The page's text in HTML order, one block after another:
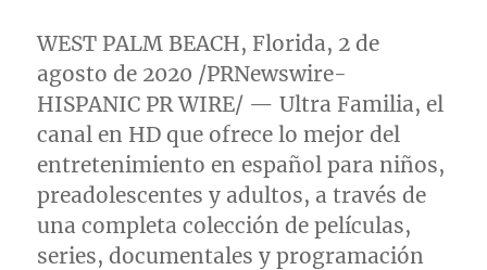
WEST PALM BEACH, Florida, 2 de
agosto de 2020 /PRNewswire-
HISPANIC PR WIRE/ — Ultra Familia, el
canal en HD que ofrece lo mejor del
entretenimiento en español para niños,
preadolescentes y adultos, a través de
una completa colección de películas,
series, documentales y programación